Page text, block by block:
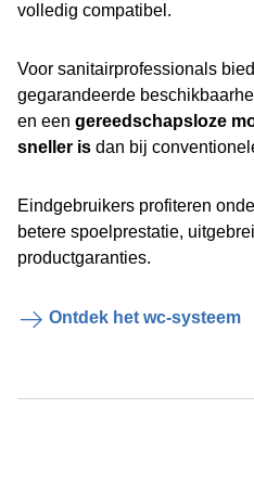
volledig compatibel.
Voor sanitairprofessionals
gegarandeerde
en een gereedschapsloze
sneller is dan bij
Eindgebruikers profiteren
betere spoelprestatie,
productgaranties.
Ontdek het wc-systeem